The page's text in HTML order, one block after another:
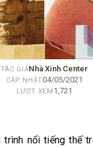
TÁC GIẢNhà Xinh Center
CẬP NHẬT04/05/2021
LƯỢT XEM 1,721
trình nổi tiếng thế